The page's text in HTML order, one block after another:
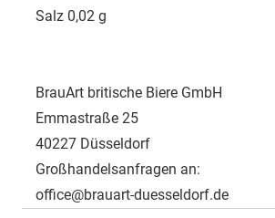
Salz 0,02 g
BrauArt britische Biere GmbH
Emmastraße 25
40227 Düsseldorf
Großhandelsanfragen an:
office@brauart-duesseldorf.de